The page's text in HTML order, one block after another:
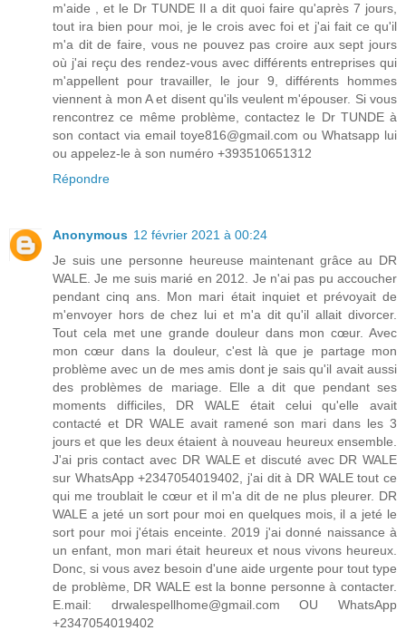
m'aide , et le Dr TUNDE Il a dit quoi faire qu'après 7 jours,
tout ira bien pour moi, je le crois avec foi et j'ai fait ce qu'il
m'a dit de faire, vous ne pouvez pas croire aux sept jours
où j'ai reçu des rendez-vous avec différents entreprises qui
m'appellent pour travailler, le jour 9, différents hommes
viennent à mon A et disent qu'ils veulent m'épouser. Si vous
rencontrez ce même problème, contactez le Dr TUNDE à
son contact via email toye816@gmail.com ou Whatsapp lui
ou appelez-le à son numéro +393510651312
Répondre
Anonymous 12 février 2021 à 00:24
Je suis une personne heureuse maintenant grâce au DR
WALE. Je me suis marié en 2012. Je n'ai pas pu accoucher
pendant cinq ans. Mon mari était inquiet et prévoyait de
m'envoyer hors de chez lui et m'a dit qu'il allait divorcer.
Tout cela met une grande douleur dans mon cœur. Avec
mon cœur dans la douleur, c'est là que je partage mon
problème avec un de mes amis dont je sais qu'il avait aussi
des problèmes de mariage. Elle a dit que pendant ses
moments difficiles, DR WALE était celui qu'elle avait
contacté et DR WALE avait ramené son mari dans les 3
jours et que les deux étaient à nouveau heureux ensemble.
J'ai pris contact avec DR WALE et discuté avec DR WALE
sur WhatsApp +2347054019402, j'ai dit à DR WALE tout ce
qui me troublait le cœur et il m'a dit de ne plus pleurer. DR
WALE a jeté un sort pour moi en quelques mois, il a jeté le
sort pour moi j'étais enceinte. 2019 j'ai donné naissance à
un enfant, mon mari était heureux et nous vivons heureux.
Donc, si vous avez besoin d'une aide urgente pour tout type
de problème, DR WALE est la bonne personne à contacter.
E.mail: drwalespellhome@gmail.com OU WhatsApp
+2347054019402